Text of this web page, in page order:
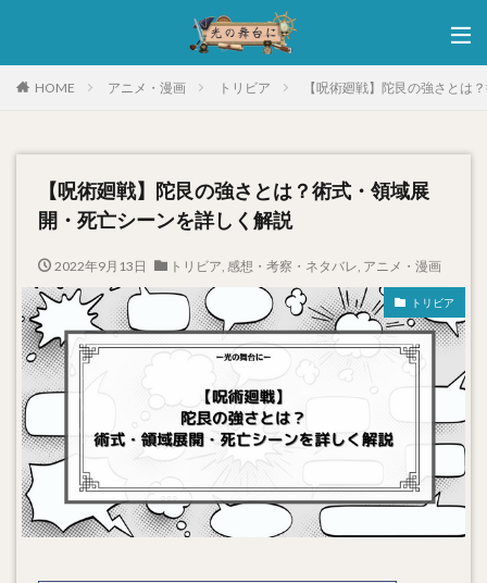
HOME アニメ・漫画 トリビア 【呪術廻戦】陀艮の強さとは
【呪術廻戦】陀艮の強さとは？術式・領域展
開・死亡シーンを詳しく解説
2022年9月13日 トリビア, 感想・考察・ネタバレ, アニメ・漫画
トリビア